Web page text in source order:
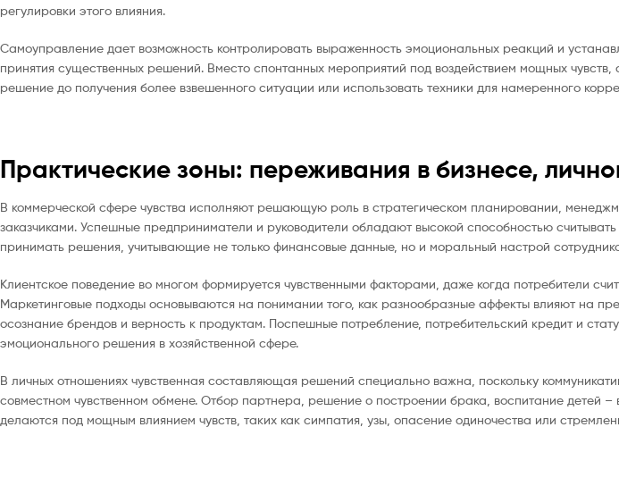
регулировки этого влияния.
Самоуправление дает возможность контролировать выраженность эмоциональных реакций и
принятия существенных решений. Вместо спонтанных мероприятий под воздействием мощных
решение до получения более взвешенного ситуации или использовать техники для намеренного
Практические зоны: переживания в бизнесе,
В коммерческой сфере чувства исполняют решающую роль в стратегическом планировании,
заказчиками. Успешные предприниматели и руководители обладают высокой способностью
принимать решения, учитывающие не только финансовые данные, но и моральный настрой
Клиентское поведение во многом формируется чувственными факторами, даже когда потребители
Маркетинговые подходы основываются на понимании того, как разнообразные аффекты влияют на
осознание брендов и верность к продуктам. Поспешные потребление, потребительский кредит и
эмоционального решения в хозяйственной сфере.
В личных отношениях чувственная составляющая решений специально важна, поскольку
совместном чувственном обмене. Отбор партнера, решение о построении брака, воспитание детей
делаются под мощным влиянием чувств, таких как симпатия, узы, опасение одиночества или